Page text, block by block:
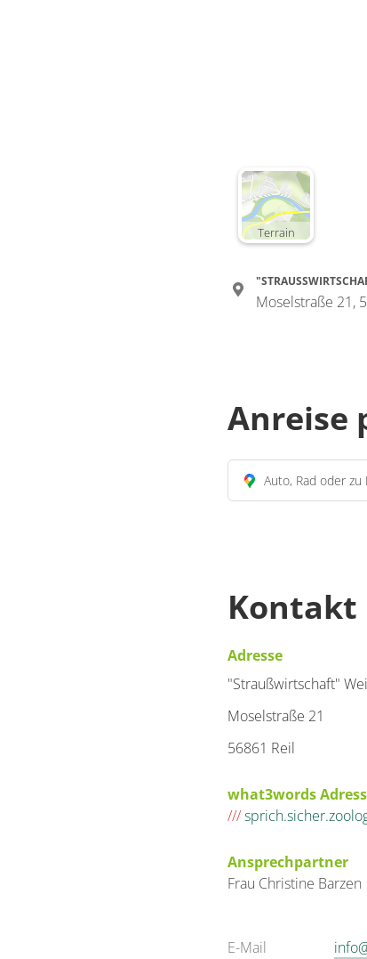
Terrain
Moselstraße 21,
Anreise
Auto, Rad oder zu
Kontakt
Adresse
"Straußwirtschaft"
Moselstraße 21
56861 Reil
what3words
///
Ansprechpartner
Frau Christine Barzen
E-Mail